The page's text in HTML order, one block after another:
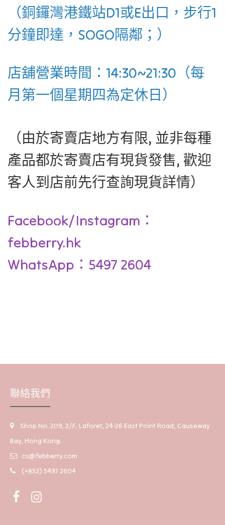
（銅鑼灣港鐵站D1或E出口，步行1
分鐘即達，SOGO隔鄰；）
店舖營業時間：14:30~21:30（每
月第一個星期四為定休日）
（由於寄賣店地方有限, 並非每種
產品都於寄賣店有現貨發售, 歡迎
客人到店前先行查詢現貨詳情）
Facebook/Instagram：
febberry.hk
WhatsApp：5497 2604
聯絡我們
Shop No. 209, 2/F, Laforet, 24-26 East Point Road, Causeway
Bay, Hong Kong.
cs@febberry.com
(+852) 5497 2604